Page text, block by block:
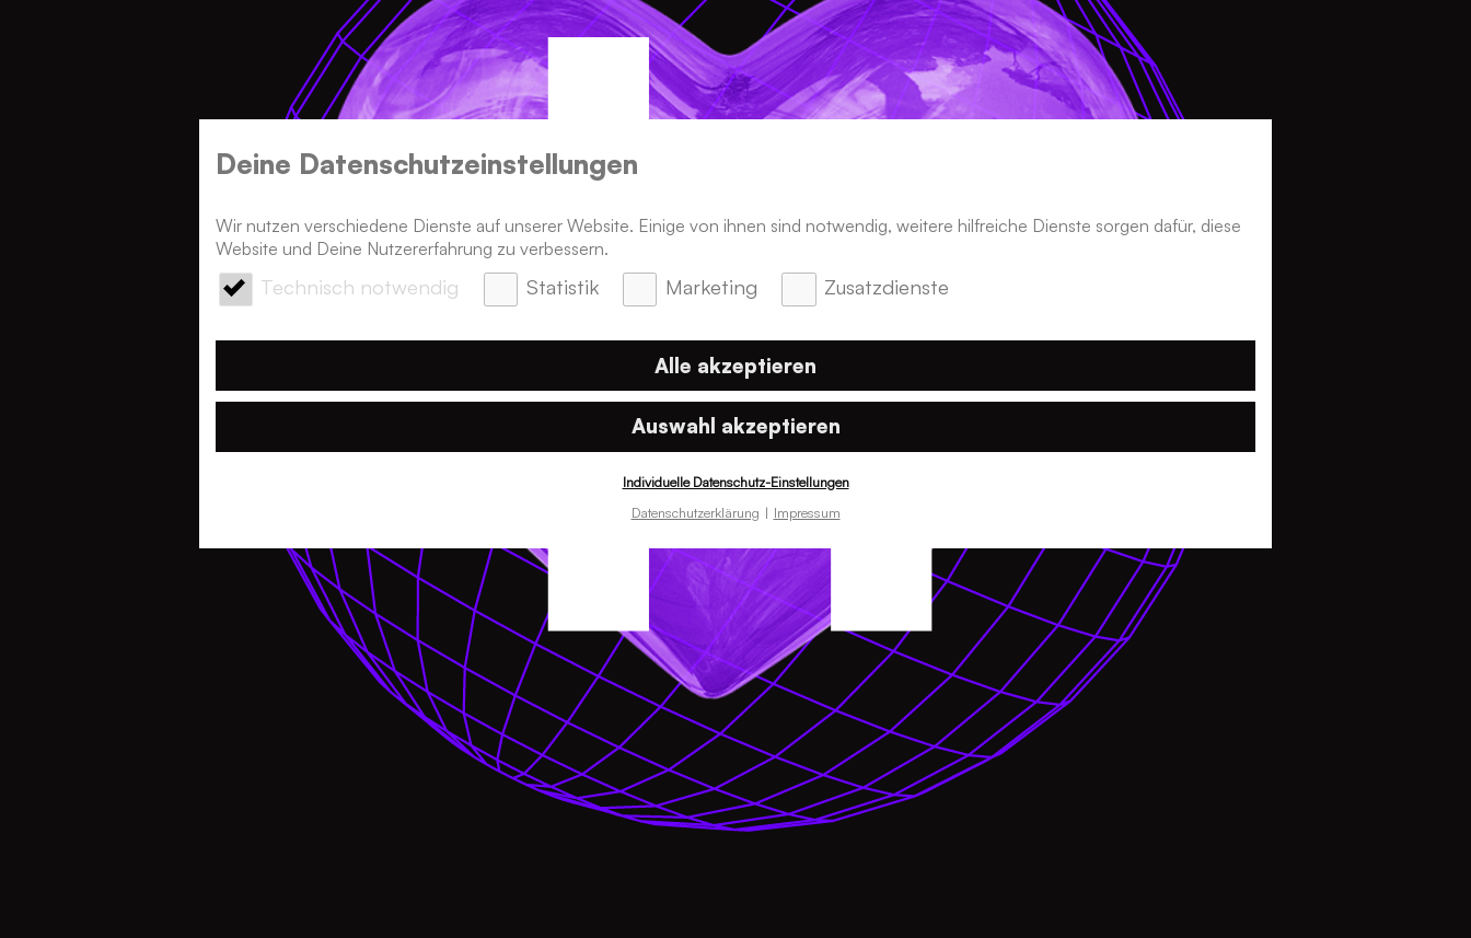
Deine Datenschutz­einstellungen
Wir nutzen verschiedene Dienste auf unserer Website. Einige von ihnen sind notwendig, weitere hilfreiche Dienste sorgen dafür, diese
Website und Deine Nutzererfahrung zu verbessern.
Technisch notwendig Statistik Marketing Zusatzdienste
Alle akzeptieren
Auswahl akzeptieren
Individuelle Datenschutz-Einstellungen
Datenschutzerklärung
Impressum